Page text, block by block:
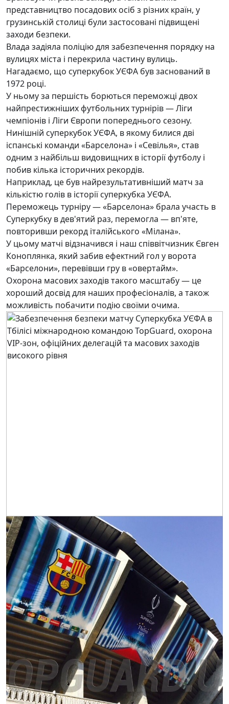
представництво посадових осіб з різних країн, у
грузинській столиці були застосовані підвищені
заходи безпеки.
Влада задіяла поліцію для забезпечення порядку на
вулицях міста і перекрила частину вулиць.
Нагадаємо, що суперкубок УЄФА був заснований в
1972 році.
У ньому за першість борються переможці двох
найпрестижніших футбольних турнірів — Ліги
чемпіонів і Ліги Європи попереднього сезону.
Нинішній суперкубок УЄФА, в якому билися дві
іспанські команди «Барселона» і «Севілья», став
одним з найбільш видовищних в історії футболу і
побив кілька історичних рекордів.
Наприклад, це був найрезультативніший матч за
кількістю голів в історії суперкубка УЄФА.
Переможець турніру — «Барселона» брала участь в
Суперкубку в дев'ятий раз, перемогла — вп'яте,
повторивши рекорд італійського «Мілана».
У цьому матчі відзначився і наш співвітчизник Євген
Коноплянка, який забив ефектний гол у ворота
«Барселони», перевівши гру в «овертайм».
Охорона масових заходів такого масштабу — це
хороший досвід для наших професіоналів, а також
можливість побачити подію своїми очима.